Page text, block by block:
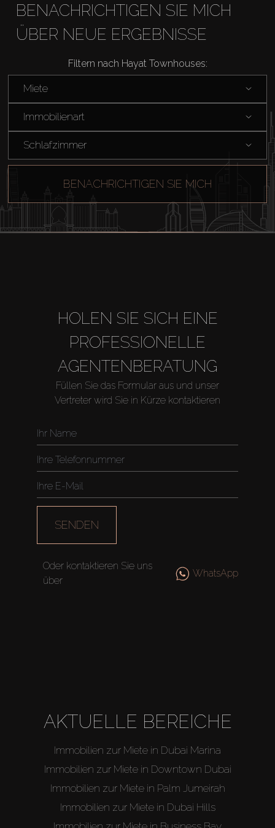
Verkaufen
Off-Plan
Agenten
BENACHRICHTIGEN SIE MICH
ÜBER NEUE ERGEBNISSE
Filtern nach Hayat Townhouses:
Miete
Immobilienart
Schlafzimmer
BENACHRICHTIGEN SIE MICH
HOLEN SIE SICH EINE
PROFESSIONELLE
AGENTENBERATUNG
Füllen Sie das Formular aus und unser
Vertreter wird Sie in Kürze kontaktieren
SENDEN
Oder kontaktieren Sie uns
über
WhatsApp
AKTUELLE BEREICHE
Immobilien zur Miete in Dubai Marina
Immobilien zur Miete in Downtown Dubai
Immobilien zur Miete in Palm Jumeirah
Immobilien zur Miete in Dubai Hills